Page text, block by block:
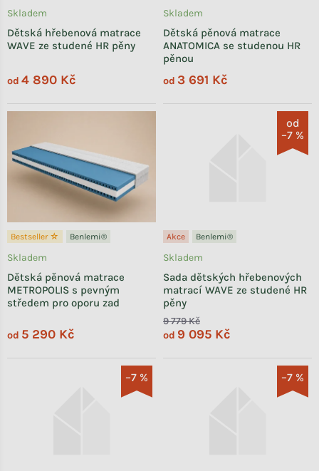
Dětská hřebenová matrace
WAVE ze studené HR pěny
Skladem
od 4 890 Kč
Dětská pěnová matrace
ANATOMICA se studenou HR
pěnou
Skladem
od 3 691 Kč
Bestseller ☆ Benlemi®
Dětská pěnová matrace
METROPOLIS s pevným
středem pro oporu zad
Skladem
od 5 290 Kč
od
–7 %
Akce Benlemi®
Sada dětských hřebenových
matrací WAVE ze studené HR
pěny
Skladem
9 779 Kč
od 9 095 Kč
–7 % –7 %